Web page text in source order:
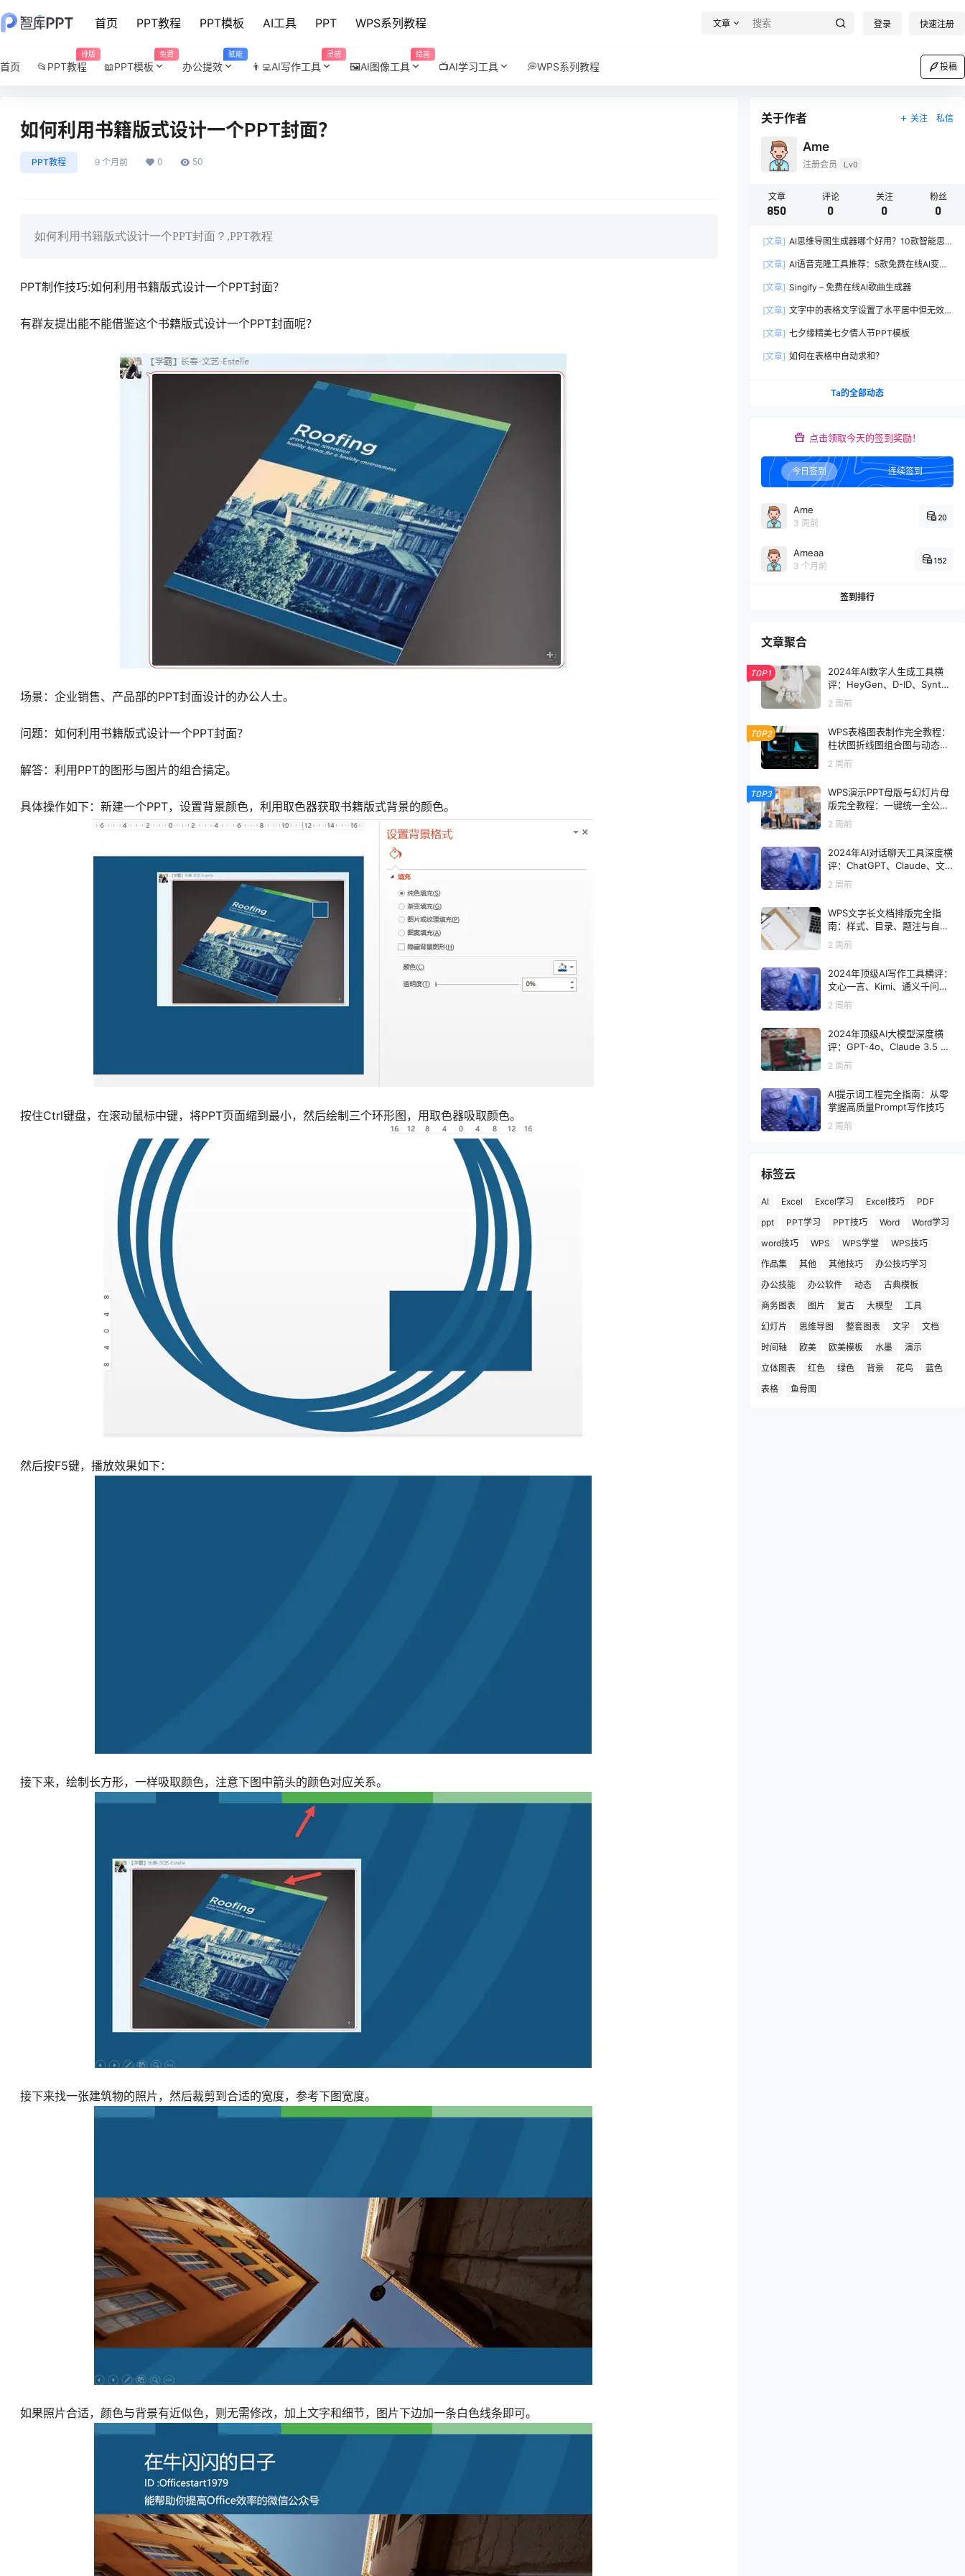
首页 PPT教程 PPT模板 AI工具 PPT WPS系列教程 文章 登录 快速注册
首页 📂PPT教程
排版
📖PPT模板
免费
办公提效
赋能
👨‍💻AI写作工具
灵感
🖼️AI图像工具
绘画
📺AI学习工具 💭WPS系列教程 投稿
如何利用书籍版式设计一个PPT封面？
PPT教程 9 个月前 0 50
如何利用书籍版式设计一个PPT封面？,PPT教程
PPT制作技巧:如何利用书籍版式设计一个PPT封面？
有群友提出能不能借鉴这个书籍版式设计一个PPT封面呢？
场景：企业销售、产品部的PPT封面设计的办公人士。
问题：如何利用书籍版式设计一个PPT封面？
解答：利用PPT的图形与图片的组合搞定。
具体操作如下：新建一个PPT，设置背景颜色，利用取色器获取书籍版式背景的颜色。
按住Ctrl键盘，在滚动鼠标中键，将PPT页面缩到最小，然后绘制三个环形图，用取色器吸取颜色。
然后按F5键，播放效果如下：
接下来，绘制长方形，一样吸取颜色，注意下图中箭头的颜色对应关系。
接下来找一张建筑物的照片，然后裁剪到合适的宽度，参考下图宽度。
如果照片合适，颜色与背景有近似色，则无需修改，加上文字和细节，图片下边加一条白色线条即可。
关于作者 关注 私信
Ame
注册会员 Lv0
文章
850
评论
0
关注
0
粉丝
0
[文章] AI思维导图生成器哪个好用？10款智能思
[文章] AI语音克隆工具推荐：5款免费在线AI变声
[文章] Singify – 免费在线AI歌曲生成器
[文章] 文字中的表格文字设置了水平居中但无效
[文章] 七夕缘精美七夕情人节PPT模板
[文章] 如何在表格中自动求和？
Ta的全部动态
点击领取今天的签到奖励！
今日签到 连续签到
Ame
3 周前
20
Ameaa
3 个月前
152
签到排行
文章聚合
TOP1
2024年AI数字人生成工具横
评：HeyGen、D-ID、Synthe
sia与可灵数字人对比
2 周前
TOP2
WPS表格图表制作完全教程：
柱状图折线图组合图与动态图
表实战
2 周前
TOP3
WPS演示PPT母版与幻灯片母
版完全教程：一键统一全公司
风格
2 周前
2024年AI对话聊天工具深度横
评：ChatGPT、Claude、文
心一言与Kimi谁更适合日常办
公
2 周前
WPS文字长文档排版完全指
南：样式、目录、题注与自动
化技巧
2 周前
2024年顶级AI写作工具横评：
文心一言、Kimi、通义千问与
豆包深度对比
2 周前
2024年顶级AI大模型深度横
评：GPT-4o、Claude 3.5 So
nnet、Gemini 1.5 Pro与国产
模型对比
2 周前
AI提示词工程完全指南：从零
掌握高质量Prompt写作技巧
2 周前
标签云
AI Excel Excel学习 Excel技巧
PDF
ppt
PPT学习 PPT技巧 Word
Word学习
word技巧
WPS WPS学堂
WPS技巧
作品集
其他 其他技巧
办公技巧学习
办公技能
办公软件 动态
古典模板
商务图表
图片 复古 大模型
工具
幻灯片
思维导图 整套图表 文字
文档
时间轴
欧美 欧美模板 水墨
演示
立体图表
红色 绿色 背景 花鸟
蓝色
表格
鱼骨图